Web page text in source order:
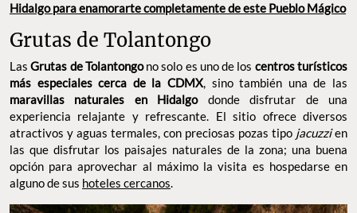
Hidalgo para enamorarte completamente de este Pueblo Mágico
Grutas de Tolantongo
LasGrutas de Tolantongono solo es uno de los centros turísticos
más especiales cerca de la CDMX, sino también una de las
maravillas naturales en Hidalgo donde disfrutar de una
experiencia relajante y refrescante. El sitio ofrece diversos
atractivos y aguas termales, con preciosas pozas tipo jacuzzien
las que disfrutar los paisajes naturales de la zona; una buena
opción para aprovechar al máximo la visita es hospedarse en
alguno de sus hoteles cercanos.